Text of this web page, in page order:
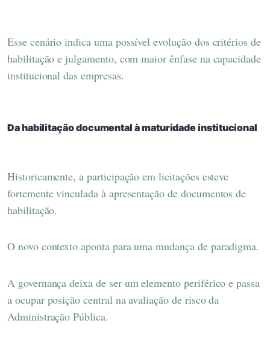
Esse cenário indica uma possível evolução dos critérios de
habilitação e julgamento, com maior ênfase na capacidade
institucional das empresas.
Da habilitação documental à maturidade institucional
Historicamente, a participação em licitações esteve
fortemente vinculada à apresentação de documentos de
habilitação.
O novo contexto aponta para uma mudança de paradigma.
A governança deixa de ser um elemento periférico e passa
a ocupar posição central na avaliação de risco da
Administração Pública.